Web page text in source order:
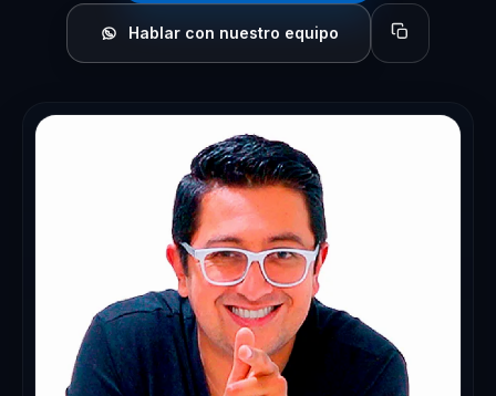
Hablar con nuestro equipo Copiar perfil